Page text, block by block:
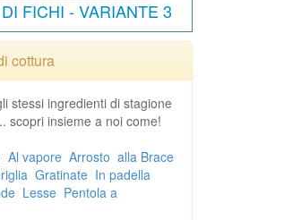
FICHI - VARIANTE 3
cottura
stessi ingredienti di stagione
scopri insieme a noi come!
Al vapore Arrosto alla Brace
Gratinate In padella
Lesse Pentola a